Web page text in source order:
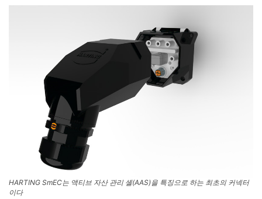
HARTING SmEC는 액티브 자산 관리 셸(AAS)을 특징으로 하는 최초의 커넥터
이다